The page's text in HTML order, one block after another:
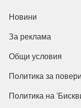
Новини
За реклама
Общи условия
Политика за
Политика на